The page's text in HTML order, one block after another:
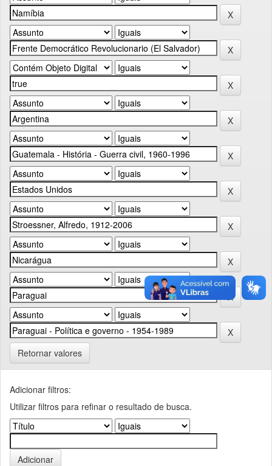
Retornar valores
Adicionar filtros:
Utilizar filtros para refinar o resultado de busca.